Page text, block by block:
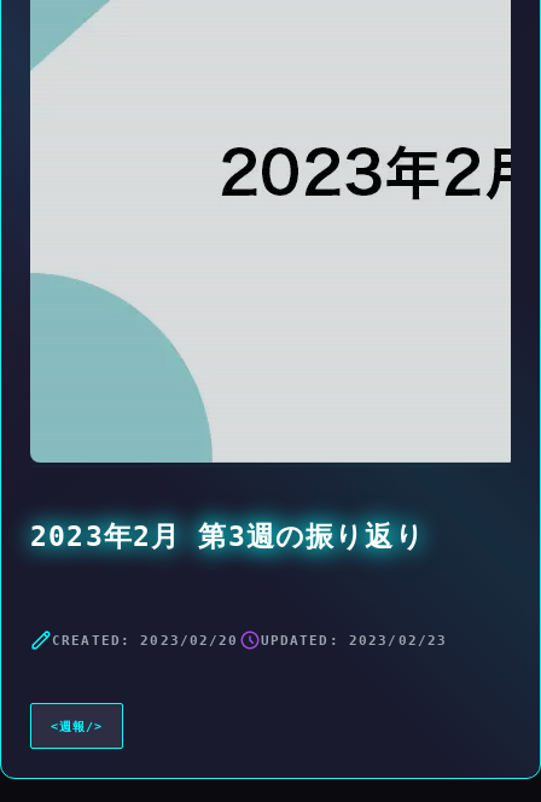
2023年2月 第3週の振り返り
CREATED:2023/02/20 UPDATED: 2023/02/23
<週報 />